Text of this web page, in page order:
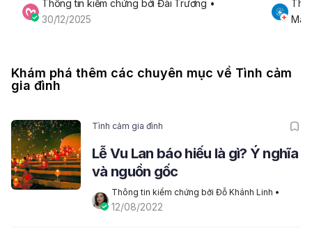
Thông tin kiểm chứng bởi Đài Trương
30/12/2025
Khám phá thêm các chuyên mục về Tình cảm
gia đình
Tình cảm gia đình
Lễ Vu Lan báo hiếu là gì? Ý nghĩa
và nguồn gốc
Thông tin kiểm chứng bởi Đỗ Khánh Linh
12/08/2022